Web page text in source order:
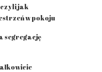
czyli jak
w pokoju
segregację